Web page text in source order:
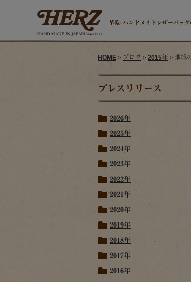
革鞄/ハンドメイドレザーバッ
HOME > ブログ > 2015年 > 地域
プレスリリース
2026年
2025年
2024年
2023年
2022年
2021年
2020年
2019年
2018年
2017年
2016年